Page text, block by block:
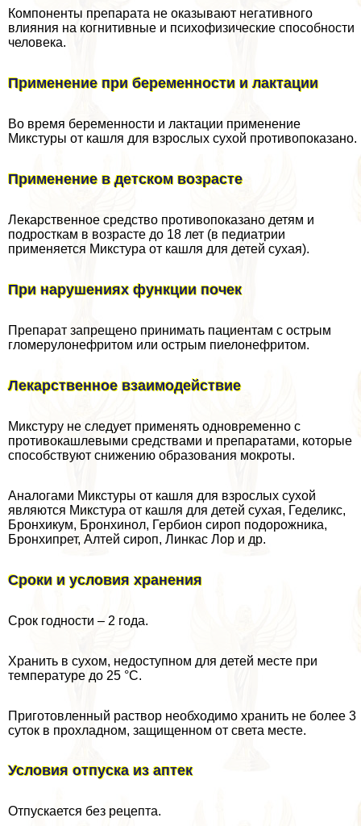
Компоненты препарата не оказывают негативного
влияния на когнитивные и психофизические способности
человека.
Применение при беременности и лактации
Во время беременности и лактации применение
Микстуры от кашля для взрослых сухой противопоказано.
Применение в детском возрасте
Лекарственное средство противопоказано детям и
подросткам в возрасте до 18 лет (в педиатрии
применяется Микстура от кашля для детей сухая).
При нарушениях функции почек
Препарат запрещено принимать пациентам с острым
гломерулонефритом или острым пиелонефритом.
Лекарственное взаимодействие
Микстуру не следует применять одновременно с
противокашлевыми средствами и препаратами, которые
способствуют снижению образования мокроты.
Аналогами Микстуры от кашля для взрослых сухой
являются Микстура от кашля для детей сухая, Геделикс,
Бронхикум, Бронхинол, Гербион сироп подорожника,
Бронхипрет, Алтей сироп, Линкас Лор и др.
Сроки и условия хранения
Срок годности – 2 года.
Хранить в сухом, недоступном для детей месте при
температуре до 25 °С.
Приготовленный раствор необходимо хранить не более 3
суток в прохладном, защищенном от света месте.
Условия отпуска из аптек
Отпускается без рецепта.